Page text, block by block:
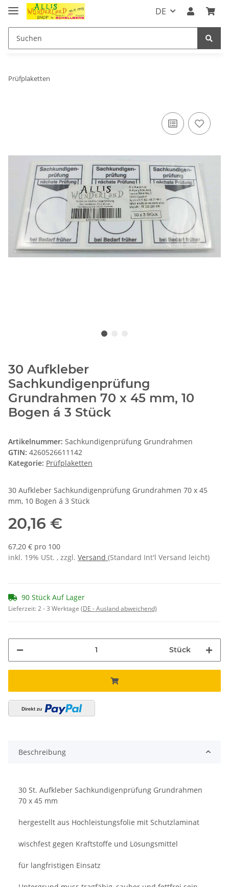
DE
Prüfplaketten
30 Aufkleber
Sachkundigenprüfung
Grundrahmen 70 x 45 mm, 10
Bogen á 3 Stück
Artikelnummer: Sachkundigenprüfung Grundrahmen
GTIN: 4260526611142
Kategorie: Prüfplaketten
30 Aufkleber Sachkundigenprüfung Grundrahmen 70 x 45
mm, 10 Bogen á 3 Stück
20,16 €
67,20 € pro 100
inkl. 19% USt. , zzgl. Versand (Standard Int'l Versand leicht)
90 Stück Auf Lager
Lieferzeit:2 - 3 Werktage (DE - Ausland abweichend)
Stück
Beschreibung
30 St. Aufkleber Sachkundigenprüfung Grundrahmen
70 x 45 mm
hergestellt aus Hochleistungsfolie mit Schutzlaminat
wischfest gegen Kraftstoffe und Lösungsmittel
für langfristigen Einsatz